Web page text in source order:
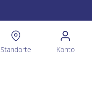
Standorte Konto